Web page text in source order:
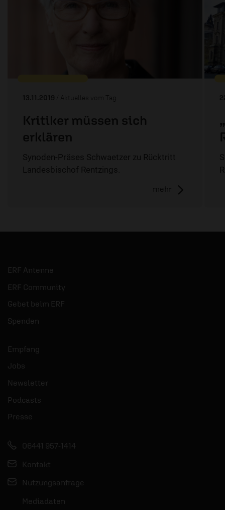
13.11.2019 / Aktuelles vom Tag
Kritiker müssen sich
erklären
Synoden-Präses Schwaetzer zu Rücktritt
Landesbischof Rentzings.
mehr
ERF Antenne
ERF Community
Gebet beim ERF
Spenden
Empfang
Jobs
Newsletter
Podcasts
Presse
06441 957-1414
Kontakt
Nutzungsanfrage
Mediadaten